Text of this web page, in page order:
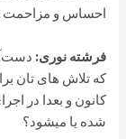
احساس و مزاحمت
فرشته نوری:
که تلاش های تان
کانون و بعدا در
شده یا میشود؟